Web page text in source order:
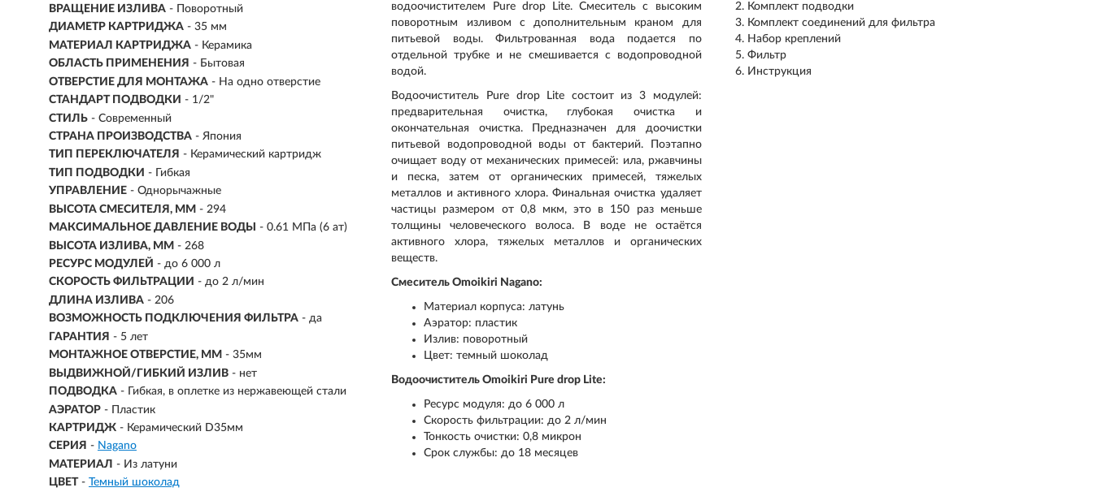
ВРАЩЕНИЕ ИЗЛИВА - Поворотный
ДИАМЕТР КАРТРИДЖА - 35 мм
МАТЕРИАЛ КАРТРИДЖА - Керамика
ОБЛАСТЬ ПРИМЕНЕНИЯ - Бытовая
ОТВЕРСТИЕ ДЛЯ МОНТАЖА - На одно отверстие
СТАНДАРТ ПОДВОДКИ - 1/2"
СТИЛЬ - Современный
СТРАНА ПРОИЗВОДСТВА - Япония
ТИП ПЕРЕКЛЮЧАТЕЛЯ - Керамический картридж
ТИП ПОДВОДКИ - Гибкая
УПРАВЛЕНИЕ - Однорычажные
ВЫСОТА СМЕСИТЕЛЯ, ММ - 294
МАКСИМАЛЬНОЕ ДАВЛЕНИЕ ВОДЫ
- 0.61 МПа (6 ат)
ВЫСОТА ИЗЛИВА, ММ - 268
РЕСУРС МОДУЛЕЙ - до 6 000 л
СКОРОСТЬ ФИЛЬТРАЦИИ - до 2 л/мин
ДЛИНА ИЗЛИВА - 206
ВОЗМОЖНОСТЬ ПОДКЛЮЧЕНИЯ ФИЛЬТРА - да
ГАРАНТИЯ - 5 лет
МОНТАЖНОЕ ОТВЕРСТИЕ, ММ - 35мм
ВЫДВИЖНОЙ/ГИБКИЙ ИЗЛИВ - нет
ПОДВОДКА - Гибкая, в оплетке из нержавеющей стали
АЭРАТОР - Пластик
КАРТРИДЖ - Керамический D35мм
СЕРИЯ - Nagano
МАТЕРИАЛ - Из латуни
ЦВЕТ - Темный шоколад
Комплект подводки
Комплект соединений для фильтра
Набор креплений
Фильтр
Инструкция
водоочистителем Pure drop Lite. Смеситель с высоким
поворотным изливом с дополнительным краном для
питьевой воды. Фильтрованная вода подается по
отдельной трубке и не смешивается с водопроводной
водой.
Водоочиститель Pure drop Lite состоит из 3 модулей:
предварительная очистка, глубокая очистка и
окончательная очистка. Предназначен для доочистки
питьевой водопроводной воды от бактерий. Поэтапно
очищает воду от механических примесей: ила, ржавчины
и песка, затем от органических примесей, тяжелых
металлов и активного хлора. Финальная очистка удаляет
частицы размером от 0,8 мкм, это в 150 раз меньше
толщины человеческого волоса. В воде не остаётся
активного хлора, тяжелых металлов и органических
веществ.
Смеситель Omoikiri Nagano:
Материал корпуса: латунь
Аэратор: пластик
Излив: поворотный
Цвет: темный шоколад
Водоочиститель Omoikiri Pure drop Lite:
Ресурс модуля: до 6 000 л
Скорость фильтрации: до 2 л/мин
Тонкость очистки: 0,8 микрон
Срок службы: до 18 месяцев